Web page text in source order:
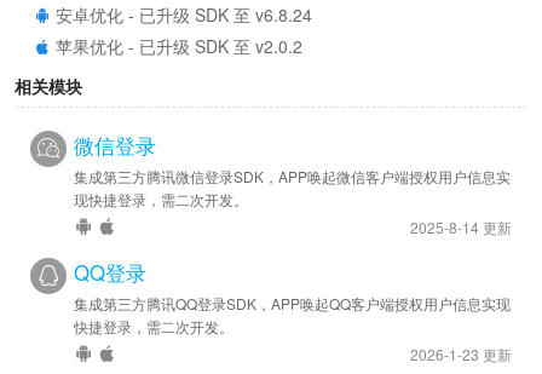
安卓优化 - 已升级 SDK 至 v6.8.24
苹果优化 - 已升级 SDK 至 v2.0.2
2023-02-27
安卓优化 - 已升级 SDK 至 v6.8.9
苹果优化 - 已升级 SDK 至 v2.0.0
2021-11-10
安卓优化 - 已升级 SDK 至 v6.8.0
2021-07-26
安卓新增 - 在APP内拉起微信客服接口
jsBridge.wxOpenCustomerServiceChat
相关模块
微信登录
集成第三方腾讯微信登录SDK，APP唤起微信客户端授权用户信息实
现快捷登录，需二次开发。
2025-8-14 更新
QQ登录
集成第三方腾讯QQ登录SDK，APP唤起QQ客户端授权用户信息实现
快捷登录，需二次开发。
2026-1-23 更新